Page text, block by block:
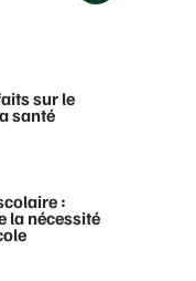
sur le
santé
:
la nécessité